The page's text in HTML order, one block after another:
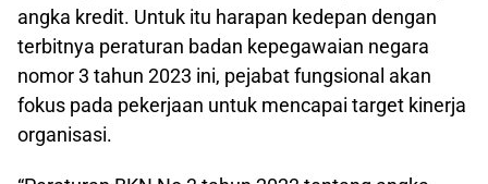
angka kredit. Untuk itu harapan kedepan dengan
terbitnya peraturan badan kepegawaian negara
nomor 3 tahun 2023 ini, pejabat fungsional akan
fokus pada pekerjaan untuk mencapai target kinerja
organisasi.